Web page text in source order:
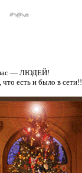
нас — ЛЮДЕЙ!
есть и было в сети!!!